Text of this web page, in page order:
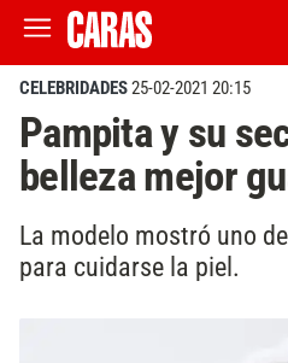
CELEBRIDADES25-02-2021 20:15
Pampita y su
belleza mejor
La modelo mostró uno
para cuidarse la piel.